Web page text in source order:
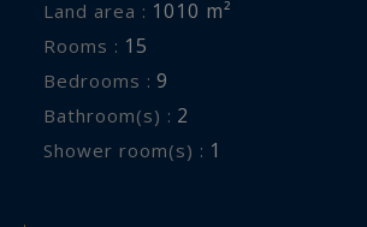
grandes maisons familiales de bord
sein d’un environnement naturel
particulièrement prisé.
Information on the risks to which
Land area : 1010 m²
Rooms : 15
Bedrooms : 9
Bathroom(s) : 2
Shower room(s) : 1